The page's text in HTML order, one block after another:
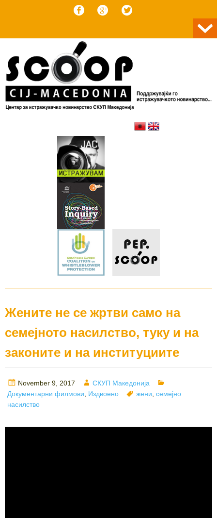
Жените не се жртви само на
семејното насилство, туку и на
законите и на институциите
Posted
on
November 9, 2017 Author
СКУП Македонија
Документарни филмови
Издвоено Tags
жени семејно
насилство